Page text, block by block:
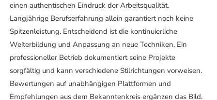
einen authentischen Eindruck der Arbeitsqualität.
Langjährige Berufserfahrung allein garantiert noch keine
Spitzenleistung. Entscheidend ist die kontinuierliche
Weiterbildung und Anpassung an neue Techniken. Ein
professioneller Betrieb dokumentiert seine Projekte
sorgfältig und kann verschiedene Stilrichtungen vorweisen.
Bewertungen auf unabhängigen Plattformen und
Empfehlungen aus dem Bekanntenkreis ergänzen das Bild.